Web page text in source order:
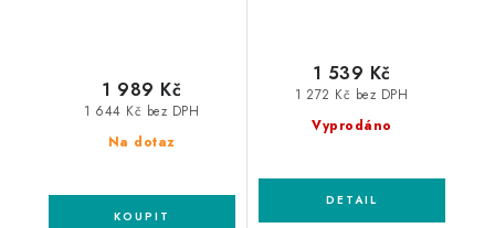
Na dotaz
1 644 Kč bez DPH
1 989 Kč
Vyprodáno
1 272 Kč bez DPH
1 539 Kč